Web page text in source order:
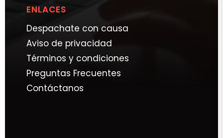
ENLACES
Despachate con causa
Aviso de privacidad
Términos y condiciones
Preguntas Frecuentes
Contáctanos